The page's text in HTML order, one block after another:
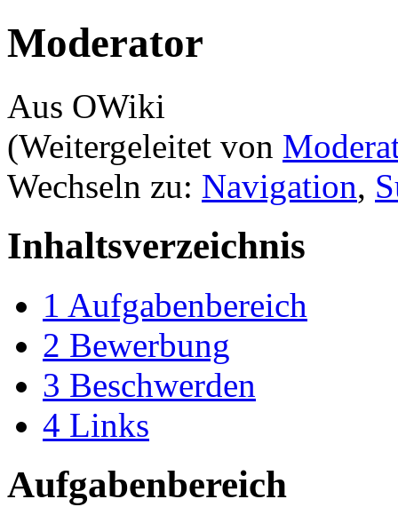
Moderator
Aus OWiki
(Weitergeleitet von
Wechseln zu: Navigation,
Inhaltsverzeichnis
1 Aufgabenbereich
2 Bewerbung
3 Beschwerden
4 Links
Aufgabenbereich